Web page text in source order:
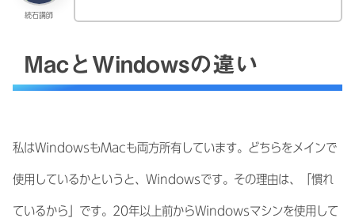
続石講師
MacとWindowsの違い
私はWindowsもMacも両方所有しています。どちらをメインで
使用しているかというと、Windowsです。その理由は、「慣れ
ているから」です。20年以上前からWindowsマシンを使用して